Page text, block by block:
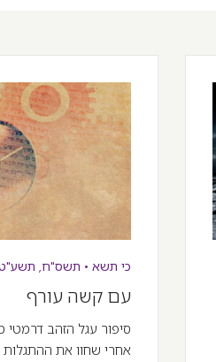
כי תשא • תשס"ח,
עם קשה עורף
סיפור עגל הזהב דרמטי
אחרי שחוו את ההתגלות